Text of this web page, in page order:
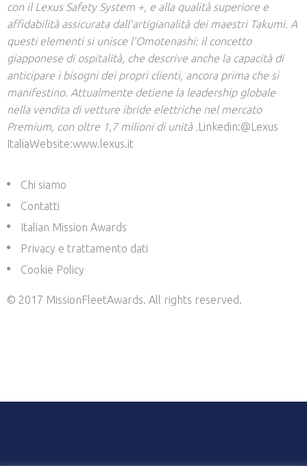
con il Lexus Safety System +, e alla qualità superiore e
affidabilità assicurata dall’artigianalità dei maestri Takumi. A
questi elementi si unisce l’Omotenashi: il concetto
giapponese di ospitalità, che descrive anche la capacità di
anticipare i bisogni dei propri clienti, ancora prima che si
manifestino. Attualmente detiene la leadership globale
nella vendita di vetture ibride elettriche nel mercato
Premium, con oltre 1,7 milioni di unità . Linkedin:@Lexus
ItaliaWebsite:www.lexus.it
Chi siamo
Contatti
Italian Mission Awards
Privacy e trattamento dati
Cookie Policy
© 2017 MissionFleetAwards. All rights reserved.